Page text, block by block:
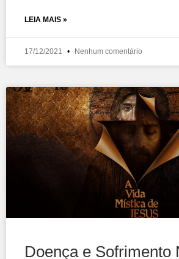
LEIA MAIS »
17/12/2021 Nenhum comentário
Doença e Sofrimento